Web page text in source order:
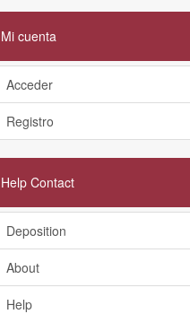
Mi cuenta
Acceder
Registro
Help Contact
Deposition
About
Help